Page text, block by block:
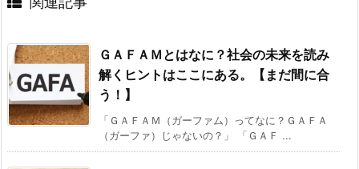
ＧＡＦＡＭとはなに？社会の未来を読み
解くヒントはここにある。【まだ間に合
う！】
「ＧＡＦＡＭ（ガーファム）ってなに？ＧＡＦＡ
（ガーファ）じゃないの？」 「ＧＡＦ ...